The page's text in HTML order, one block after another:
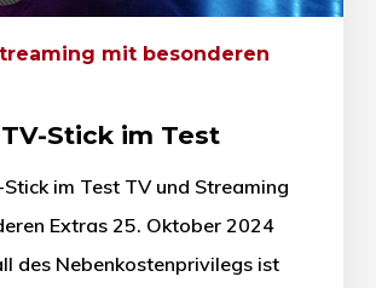
mit besonderen
TV-Stick im Test
Stick im Test TV und Streaming
Extras 25. Oktober 2024
des Nebenkostenprivilegs ist